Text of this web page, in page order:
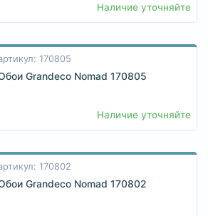
Наличие уточняйте
170805
Grandeco Nomad 170805
Наличие уточняйте
170802
Grandeco Nomad 170802